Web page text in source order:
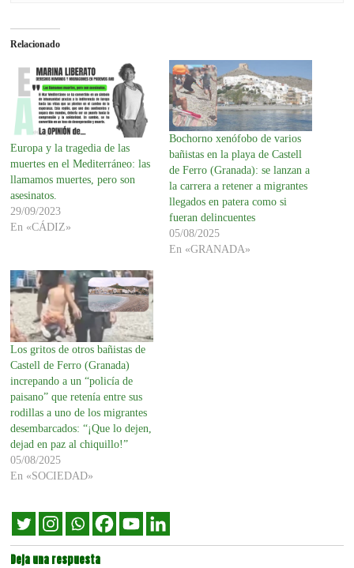
Relacionado
Europa y la tragedia de las
muertes en el Mediterráneo: las
llamamos muertes, pero son
asesinatos.
29/09/2023
En «CÁDIZ»
Bochorno xenófobo de varios
bañistas en la playa de Castell
de Ferro (Granada): se lanzan a
la carrera a retener a migrantes
llegados en patera como si
fueran delincuentes
05/08/2025
En «GRANADA»
Los gritos de otros bañistas de
Castell de Ferro (Granada)
increpando a un “policía de
paisano” que retenía entre sus
rodillas a uno de los migrantes
desembarcados: “¡Que lo dejen,
dejad en paz al chiquillo!”
05/08/2025
En «SOCIEDAD»
Deja una respuesta